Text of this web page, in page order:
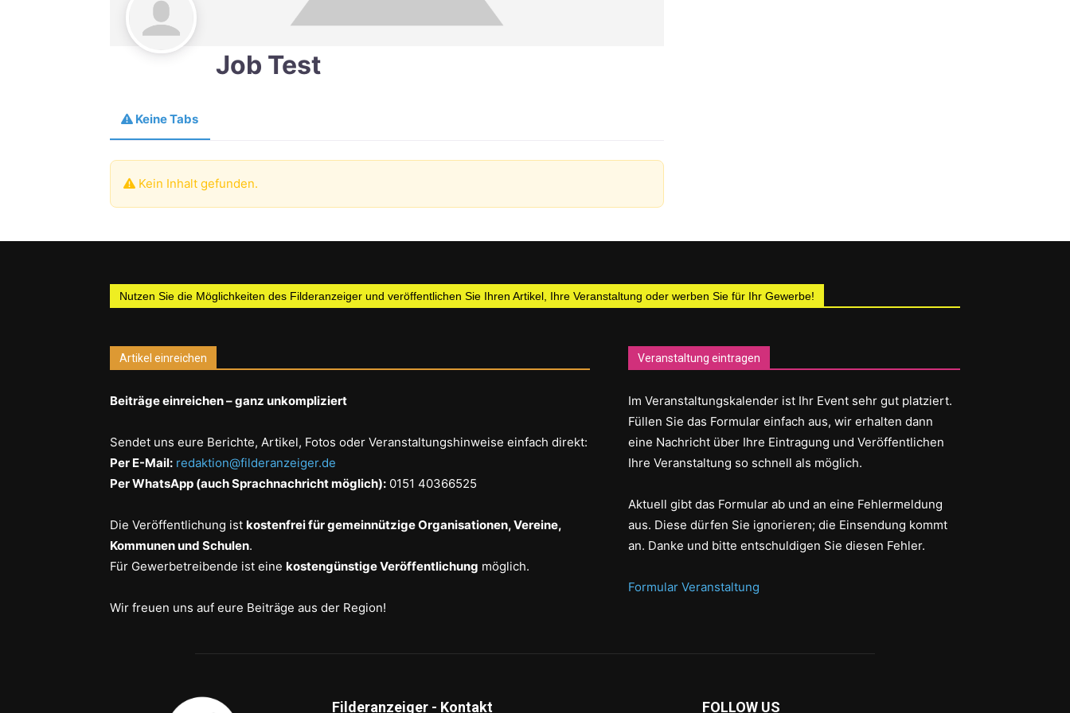
Job Test
Keine Tabs
Kein Inhalt gefunden.
Nutzen Sie die Möglichkeiten des Filderanzeiger und veröffentlichen Sie Ihren Artikel, Ihre Veranstaltung oder werben Sie für Ihr Gewerbe!
Artikel einreichen
Beiträge einreichen – ganz unkompliziert
Sendet uns eure Berichte, Artikel, Fotos oder Veranstaltungshinweise einfach direkt:
Per E-Mail: redaktion@filderanzeiger.de
Per WhatsApp (auch Sprachnachricht möglich): 0151 40366525
Die Veröffentlichung ist kostenfrei für gemeinnützige Organisationen, Vereine,
Kommunen und Schulen.
Für Gewerbetreibende ist eine kostengünstige Veröffentlichung möglich.
Wir freuen uns auf eure Beiträge aus der Region!
Veranstaltung eintragen
Im Veranstaltungskalender ist Ihr Event sehr gut platziert.
Füllen Sie das Formular einfach aus, wir erhalten dann
eine Nachricht über Ihre Eintragung und Veröffentlichen
Ihre Veranstaltung so schnell als möglich.
Aktuell gibt das Formular ab und an eine Fehlermeldung
aus. Diese dürfen Sie ignorieren; die Einsendung kommt
an. Danke und bitte entschuldigen Sie diesen Fehler.
Formular Veranstaltung
Filderanzeiger - Kontakt FOLLOW US